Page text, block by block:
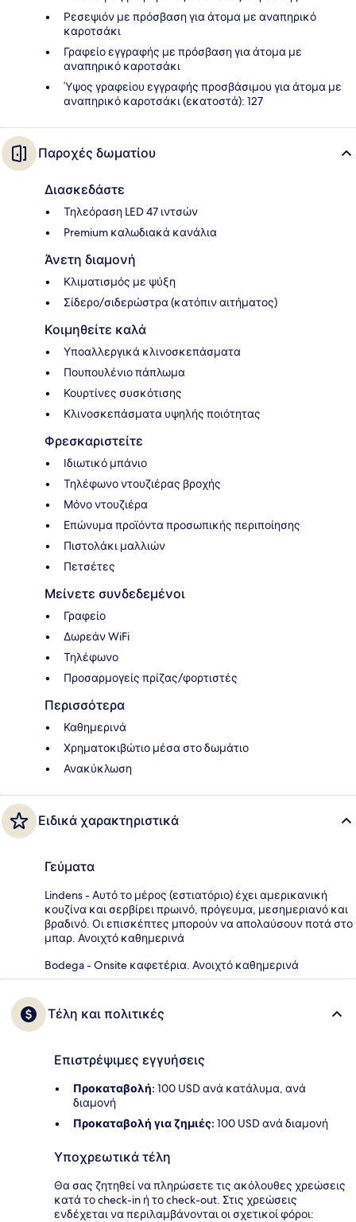
Ρεσεψιόν με πρόσβαση για άτομα με αναπηρικό
καροτσάκι
Γραφείο εγγραφής με πρόσβαση για άτομα με
αναπηρικό καροτσάκι
Ύψος γραφείου εγγραφής προσβάσιμου για άτομα με
αναπηρικό καροτσάκι (εκατοστά): 127
Παροχές δωματίου
Διασκεδάστε
Τηλεόραση LED 47 ιντσών
Premium καλωδιακά κανάλια
Άνετη διαμονή
Κλιματισμός με ψύξη
Σίδερο/σιδερώστρα (κατόπιν αιτήματος)
Κοιμηθείτε καλά
Υποαλλεργικά κλινοσκεπάσματα
Πουπουλένιο πάπλωμα
Κουρτίνες συσκότισης
Κλινοσκεπάσματα υψηλής ποιότητας
Φρεσκαριστείτε
Ιδιωτικό μπάνιο
Τηλέφωνο ντουζιέρας βροχής
Μόνο ντουζιέρα
Επώνυμα προϊόντα προσωπικής περιποίησης
Πιστολάκι μαλλιών
Πετσέτες
Μείνετε συνδεδεμένοι
Γραφείο
Δωρεάν WiFi
Τηλέφωνο
Προσαρμογείς πρίζας/φορτιστές
Περισσότερα
Καθημερινά
Χρηματοκιβώτιο μέσα στο δωμάτιο
Ανακύκλωση
Ειδικά χαρακτηριστικά
Γεύματα
Lindens - Αυτό το μέρος (εστιατόριο) έχει αμερικανική
κουζίνα και σερβίρει πρωινό, πρόγευμα, μεσημεριανό και
βραδινό. Οι επισκέπτες μπορούν να απολαύσουν ποτά στο
μπαρ. Ανοιχτό καθημερινά
Bodega - Onsite καφετέρια. Ανοιχτό καθημερινά
Τέλη και πολιτικές
Επιστρέψιμες εγγυήσεις
Προκαταβολή: 100 USD ανά κατάλυμα, ανά
διαμονή
Προκαταβολή για ζημιές: 100 USD ανά διαμονή
Υποχρεωτικά τέλη
Θα σας ζητηθεί να πληρώσετε τις ακόλουθες χρεώσεις
κατά το check-in ή το check-out. Στις χρεώσεις
ενδέχεται να περιλαμβάνονται οι σχετικοί φόροι: